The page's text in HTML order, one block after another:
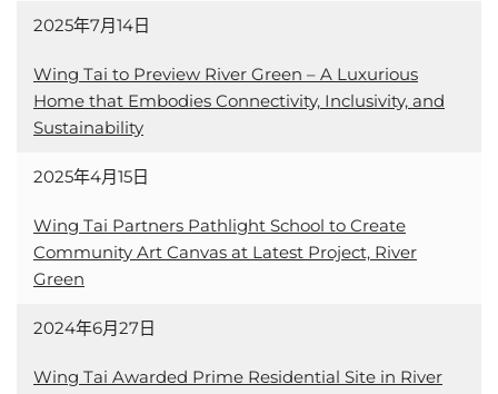
2025年7月14日
Wing Tai to Preview River Green – A Luxurious
Home that Embodies Connectivity, Inclusivity, and
Sustainability
2025年4月15日
Wing Tai Partners Pathlight School to Create
Community Art Canvas at Latest Project, River
Green
2024年6月27日
Wing Tai Awarded Prime Residential Site in River